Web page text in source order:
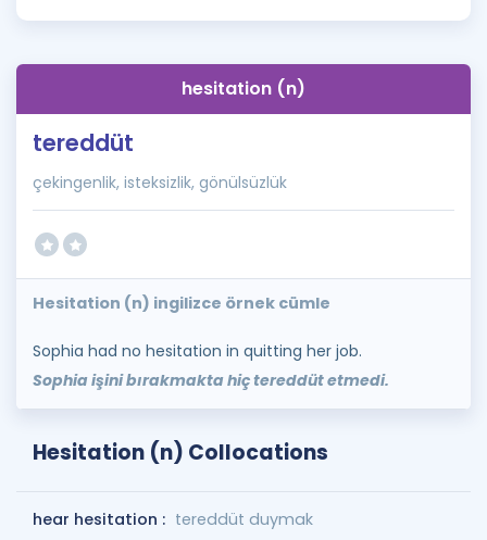
İngilizce Gramer
hesitation (n)
tereddüt
çekingenlik, isteksizlik, gönülsüzlük
Hesitation (n) ingilizce örnek cümle
Sophia had no hesitation in quitting her job.
Sophia işini bırakmakta hiç tereddüt etmedi.
Hesitation (n) Collocations
hear hesitation : tereddüt duymak